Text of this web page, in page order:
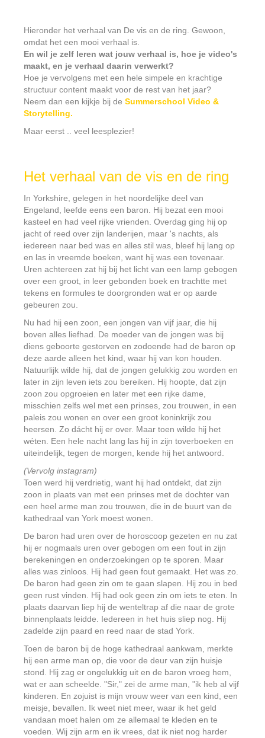
Hieronder het verhaal van De vis en de ring. Gewoon,
omdat het een mooi verhaal is.
En wil je zelf leren wat jouw verhaal is, hoe je video's
maakt, en je verhaal daarin verwerkt?
Hoe je vervolgens met een hele simpele en krachtige
structuur content maakt voor de rest van het jaar?
Neem dan een kijkje bij de Summerschool Video &
Storytelling.
Maar eerst .. veel leesplezier!
Het verhaal van de vis en de ring
In Yorkshire, gelegen in het noordelijke deel van
Engeland, leefde eens een baron. Hij bezat een mooi
kasteel en had veel rijke vrienden. Overdag ging hij op
jacht of reed over zijn landerijen, maar 's nachts, als
iedereen naar bed was en alles stil was, bleef hij lang op
en las in vreemde boeken, want hij was een tovenaar.
Uren achtereen zat hij bij het licht van een lamp gebogen
over een groot, in leer gebonden boek en trachtte met
tekens en formules te doorgronden wat er op aarde
gebeuren zou.
Nu had hij een zoon, een jongen van vijf jaar, die hij
boven alles liefhad. De moeder van de jongen was bij
diens geboorte gestorven en zodoende had de baron op
deze aarde alleen het kind, waar hij van kon houden.
Natuurlijk wilde hij, dat de jongen gelukkig zou worden en
later in zijn leven iets zou bereiken. Hij hoopte, dat zijn
zoon zou opgroeien en later met een rijke dame,
misschien zelfs wel met een prinses, zou trouwen, in een
paleis zou wonen en over een groot koninkrijk zou
heersen. Zo dácht hij er over. Maar toen wilde hij het
wéten. Een hele nacht lang las hij in zijn toverboeken en
uiteindelijk, tegen de morgen, kende hij het antwoord.
(Vervolg instagram)
Toen werd hij verdrietig, want hij had ontdekt, dat zijn
zoon in plaats van met een prinses met de dochter van
een heel arme man zou trouwen, die in de buurt van de
kathedraal van York moest wonen.
De baron had uren over de horoscoop gezeten en nu zat
hij er nogmaals uren over gebogen om een fout in zijn
berekeningen en onderzoekingen op te sporen. Maar
alles was zinloos. Hij had geen fout gemaakt. Het was zo.
De baron had geen zin om te gaan slapen. Hij zou in bed
geen rust vinden. Hij had ook geen zin om iets te eten. In
plaats daarvan liep hij de wenteltrap af die naar de grote
binnenplaats leidde. Iedereen in het huis sliep nog. Hij
zadelde zijn paard en reed naar de stad York.
Toen de baron bij de hoge kathedraal aankwam, merkte
hij een arme man op, die voor de deur van zijn huisje
stond. Hij zag er ongelukkig uit en de baron vroeg hem,
wat er aan scheelde. "Sir," zei de arme man, "ik heb al vijf
kinderen. En zojuist is mijn vrouw weer van een kind, een
meisje, bevallen. Ik weet niet meer, waar ik het geld
vandaan moet halen om ze allemaal te kleden en te
voeden. Wij zijn arm en ik vrees, dat ik niet nog harder